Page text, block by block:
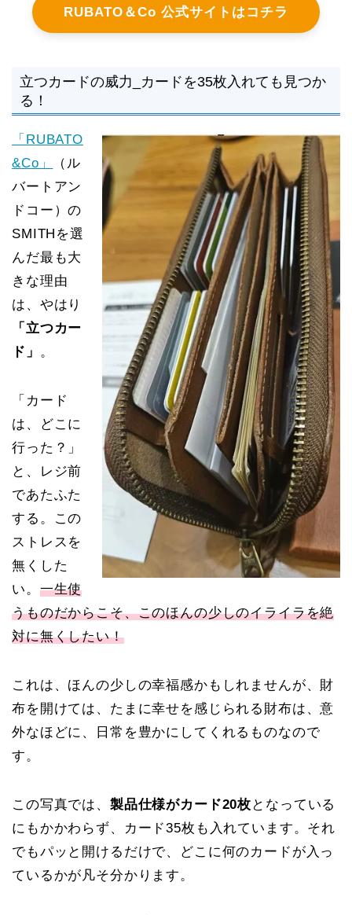
RUBATO＆Co 公式サイトはコチラ
立つカードの威力_カードを35枚入れても見つか
る！
「RUBATO
&Co」
（ル
バートアン
ドコー）の
SMITHを選
んだ最も大
きな理由
は、やはり
「立つカー
ド」 。
「カード
は、どこに
行った？」
と、レジ前
であたふた
する。この
ストレスを
無くした
い。 一生使
うものだからこそ、このほんの少しのイライラを絶
対に無くしたい！
これは、ほんの少しの幸福感かもしれませんが、財
布を開けては、たまに幸せを感じられる財布は、意
外なほどに、日常を豊かにしてくれるものなので
す。
この写真では、 製品仕様がカード20枚 となっている
にもかかわらず、カード35枚も入れています。それ
でもパッと開けるだけで、どこに何のカードが入っ
ているかが凡そ分かります。